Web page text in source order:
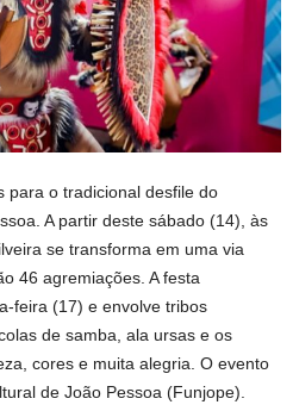
para o tradicional desfile do
A partir deste sábado (14), às
se transforma em uma via
46 agremiações. A festa
feira (17) e envolve tribos
de samba, ala ursas e os
cores e muita alegria. O evento
de João Pessoa (Funjope).